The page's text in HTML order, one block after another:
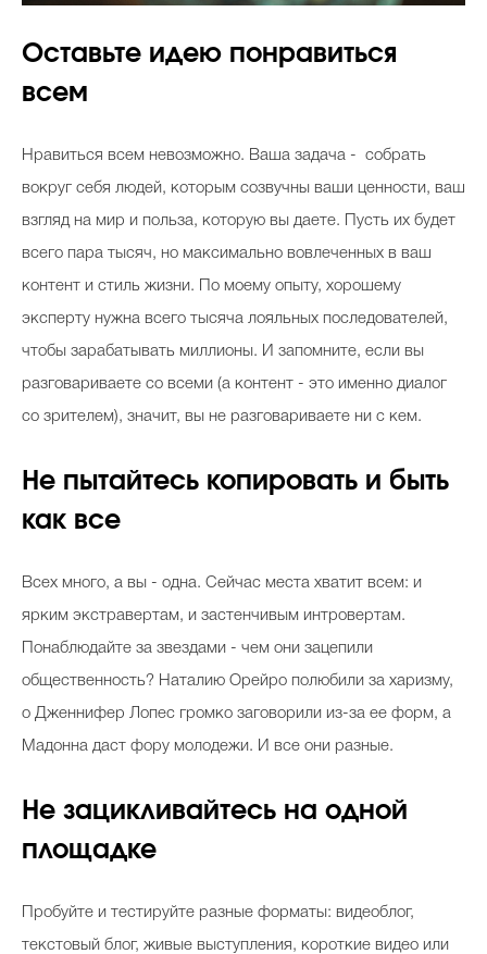
Оставьте идею понравиться
всем
Нравиться всем невозможно. Ваша задача - собрать
вокруг себя людей, которым созвучны ваши ценности, ваш
взгляд на мир и польза, которую вы даете. Пусть их будет
всего пара тысяч, но максимально вовлеченных в ваш
контент и стиль жизни. По моему опыту, хорошему
эксперту нужна всего тысяча лояльных последователей,
чтобы зарабатывать миллионы. И запомните, если вы
разговариваете со всеми (а контент - это именно диалог
со зрителем), значит, вы не разговариваете ни с кем.
Не пытайтесь копировать и быть
как все
Всех много, а вы - одна. Сейчас места хватит всем: и
ярким экстравертам, и застенчивым интровертам.
Понаблюдайте за звездами - чем они зацепили
общественность? Наталию Орейро полюбили за харизму,
о Дженнифер Лопес громко заговорили из-за ее форм, а
Мадонна даст фору молодежи. И все они разные.
Не зацикливайтесь на одной
площадке
Пробуйте и тестируйте разные форматы: видеоблог,
текстовый блог, живые выступления, короткие видео или